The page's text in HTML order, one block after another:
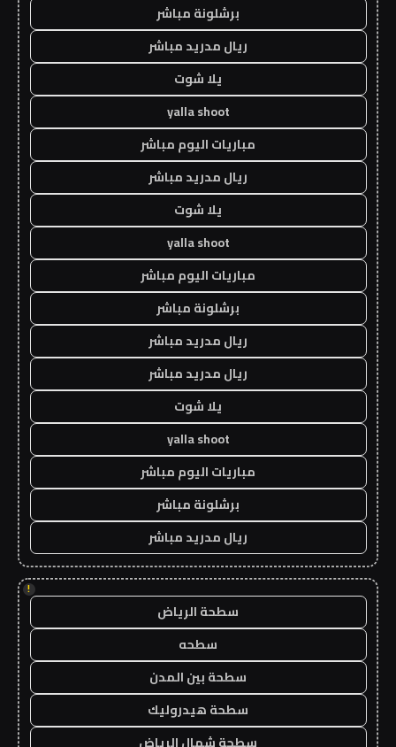
برشلونة مباشر
ريال مدريد مباشر
يلا شوت
yalla shoot
مباريات اليوم مباشر
ريال مدريد مباشر
يلا شوت
yalla shoot
مباريات اليوم مباشر
برشلونة مباشر
ريال مدريد مباشر
ريال مدريد مباشر
يلا شوت
yalla shoot
مباريات اليوم مباشر
برشلونة مباشر
ريال مدريد مباشر
!
سطحة الرياض
سطحه
سطحة بين المدن
سطحة هيدروليك
سطحة شمال الرياض